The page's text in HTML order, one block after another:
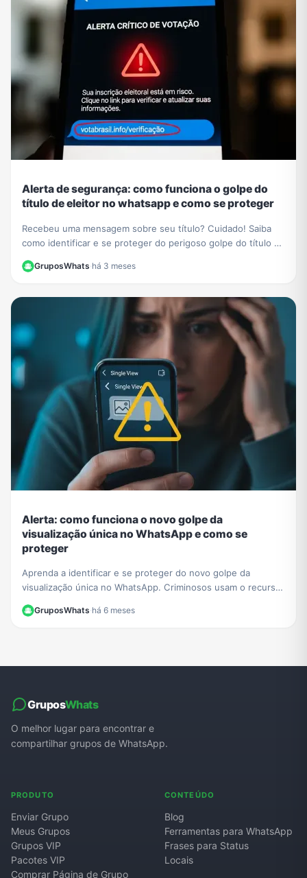
Alerta de segurança: como funciona o golpe do
título de eleitor no whatsapp e como se proteger
Recebeu uma mensagem sobre seu título? Cuidado! Saiba
como identificar e se proteger do perigoso golpe do título de
GruposWhats·há 3 meses
Alerta: como funciona o novo golpe da
visualização única no WhatsApp e como se
proteger
Aprenda a identificar e se proteger do novo golpe da
visualização única no WhatsApp. Criminosos usam o recurso
GruposWhats·há 6 meses
GruposWhats
O melhor lugar para encontrar e
compartilhar grupos de WhatsApp.
PRODUTO
Enviar Grupo
Meus Grupos
Grupos VIP
Pacotes VIP
Comprar Página de Grupo
CONTEÚDO
Blog
Ferramentas para WhatsApp
Frases para Status
Locais